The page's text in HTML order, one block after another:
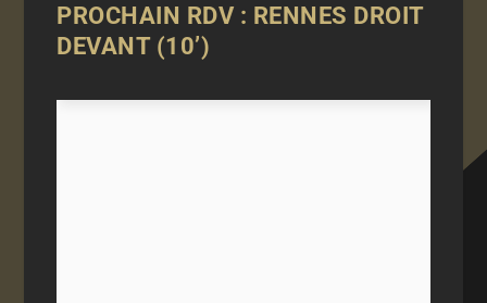
PROCHAIN RDV : RENNES DROIT
DEVANT (10’)